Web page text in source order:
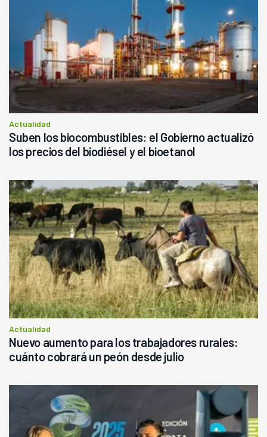
Actualidad
Suben los biocombustibles: el Gobierno actualizó
los precios del biodiésel y el bioetanol
Actualidad
Nuevo aumento para los trabajadores rurales:
cuánto cobrará un peón desde julio